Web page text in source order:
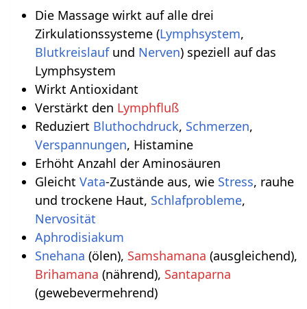
Die Massage wirkt auf alle drei
Zirkulationssysteme (Lymphsystem,
Blutkreislaufund Nerven) speziell auf das
Lymphsystem
Wirkt Antioxidant
Verstärkt den Lymphfluß
Reduziert Bluthochdruck, Schmerzen,
Verspannungen, Histamine
Erhöht Anzahl der Aminosäuren
Gleicht Vata-Zustände aus, wie Stress, rauhe
und trockene Haut, Schlafprobleme,
Nervosität
Aphrodisiakum
Snehana (ölen), Samshamana (ausgleichend),
Brihamana (nährend), Santaparna
(gewebevermehrend)